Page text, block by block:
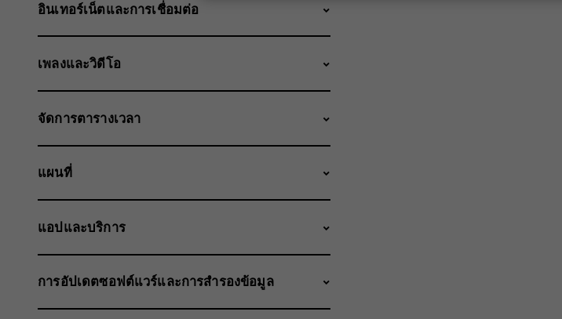
อินเทอร์เน็ตและการเชื่อมต่อ
เพลงและวิดีโอ
จัดการตารางเวลา
แผนที่
แอปและบริการ
การอัปเดตซอฟต์แวร์และการสำรองข้อมูล